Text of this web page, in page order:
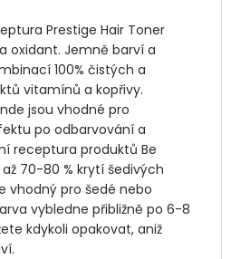
Prestige Hair Toner
oxidant. Jemně barví a
100% čistých a
vitamínů a kopřivy.
jsou vhodné pro
po odbarvování a
receptura produktů Be
70-80 % krytí šedivých
vhodný pro šedé nebo
vybledne přibližně po 6-8
kdykoli opakovat, aniž